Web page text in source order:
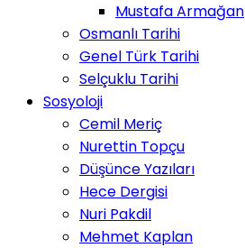
Mustafa Armağan
Osmanlı Tarihi
Genel Türk Tarihi
Selçuklu Tarihi
Sosyoloji
Cemil Meriç
Nurettin Topçu
Düşünce Yazıları
Hece Dergisi
Nuri Pakdil
Mehmet Kaplan